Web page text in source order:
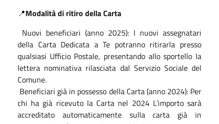
📍Modalità di ritiro della Carta
Nuovi beneficiari (anno 2025): I nuovi assegnatari
della Carta Dedicata a Te potranno ritirarla presso
qualsiasi Ufficio Postale, presentando allo sportello la
lettera nominativa rilasciata dal Servizio Sociale del
Comune.
Beneficiari già in possesso della Carta (anno 2024): Per
chi ha già ricevuto la Carta nel 2024 L’importo sarà
accreditato automaticamente sulla carta già in